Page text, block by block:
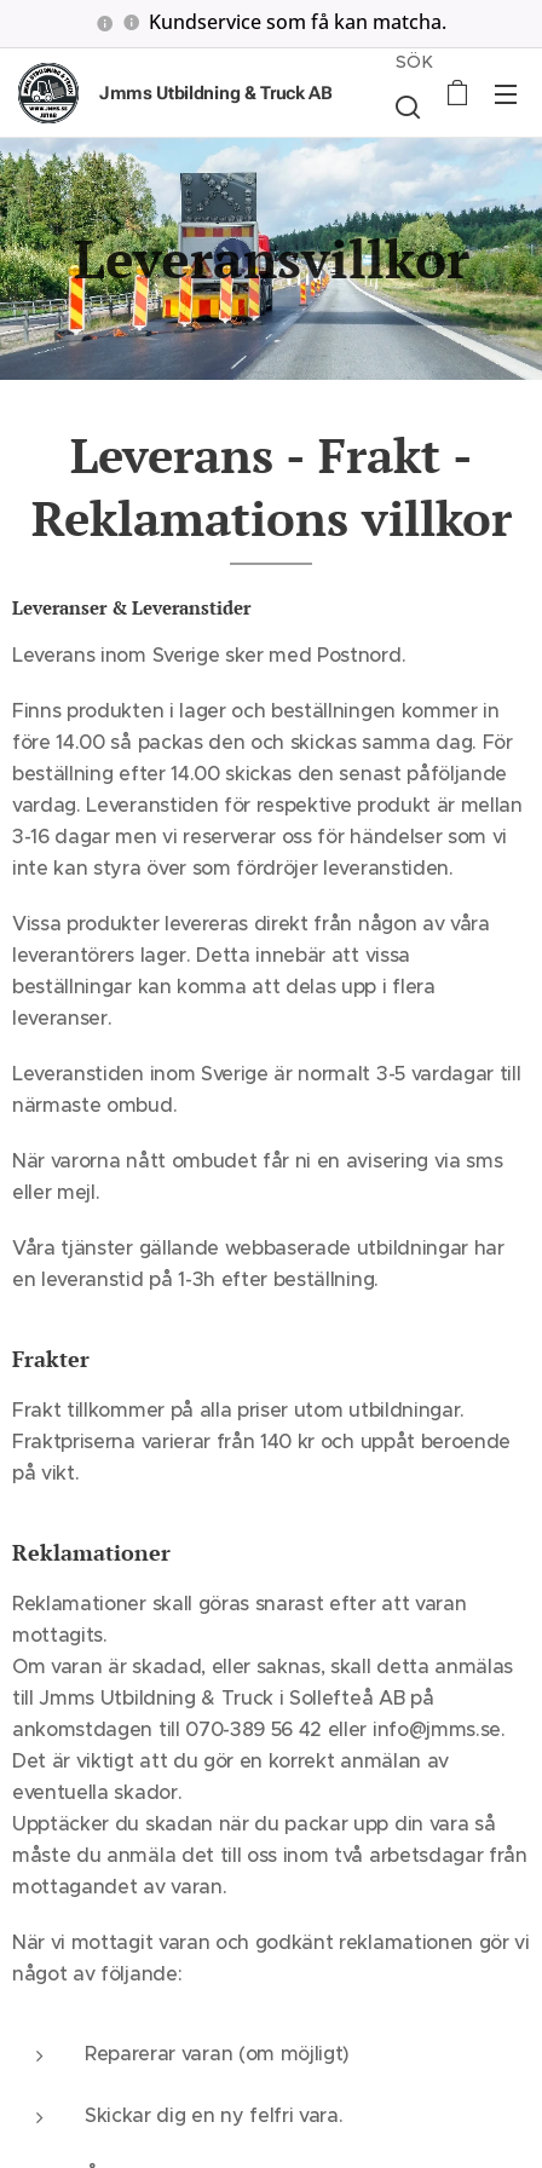
Kundservice som få kan matcha.
Jmms Utbildning & Truck AB
SÖK
Leveransvillkor
Leverans - Frakt -
Reklamations villkor
Leveranser & Leveranstider
Leverans inom Sverige sker med Postnord.
Finns produkten i lager och beställningen kommer in
före 14.00 så packas den och skickas samma dag. För
beställning efter 14.00 skickas den senast påföljande
vardag. Leveranstiden för respektive produkt är mellan
3-16 dagar men vi reserverar oss för händelser som vi
inte kan styra över som fördröjer leveranstiden.
Vissa produkter levereras direkt från någon av våra
leverantörers lager. Detta innebär att vissa
beställningar kan komma att delas upp i flera
leveranser.
Leveranstiden inom Sverige är normalt 3-5 vardagar till
närmaste ombud.
När varorna nått ombudet får ni en avisering via sms
eller mejl.
Våra tjänster gällande webbaserade utbildningar har
en leveranstid på 1-3h efter beställning.
Frakter
Frakt tillkommer på alla priser utom utbildningar.
Fraktpriserna varierar från 140 kr och uppåt beroende
på vikt.
Reklamationer
Reklamationer skall göras snarast efter att varan
mottagits.
Om varan är skadad, eller saknas, skall detta anmälas
till Jmms Utbildning & Truck i Sollefteå AB på
ankomstdagen till 070-389 56 42 eller info@jmms.se.
Det är viktigt att du gör en korrekt anmälan av
eventuella skador.
Upptäcker du skadan när du packar upp din vara så
måste du anmäla det till oss inom två arbetsdagar från
mottagandet av varan.
När vi mottagit varan och godkänt reklamationen gör vi
något av följande:
Reparerar varan (om möjligt)
Skickar dig en ny felfri vara.